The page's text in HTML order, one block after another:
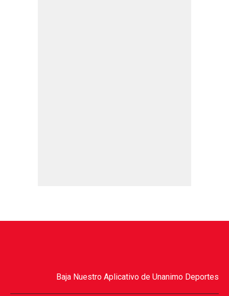
Baja Nuestro Aplicativo de Unanimo Deportes